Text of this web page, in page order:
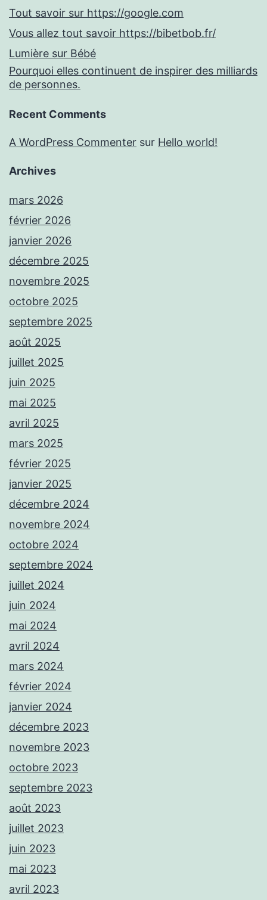
Tout savoir sur https://google.com
Vous allez tout savoir https://bibetbob.fr/
Lumière sur Bébé
Pourquoi elles continuent de inspirer des milliards
de personnes.
Recent Comments
A WordPress Commenter sur Hello world!
Archives
mars 2026
février 2026
janvier 2026
décembre 2025
novembre 2025
octobre 2025
septembre 2025
août 2025
juillet 2025
juin 2025
mai 2025
avril 2025
mars 2025
février 2025
janvier 2025
décembre 2024
novembre 2024
octobre 2024
septembre 2024
juillet 2024
juin 2024
mai 2024
avril 2024
mars 2024
février 2024
janvier 2024
décembre 2023
novembre 2023
octobre 2023
septembre 2023
août 2023
juillet 2023
juin 2023
mai 2023
avril 2023